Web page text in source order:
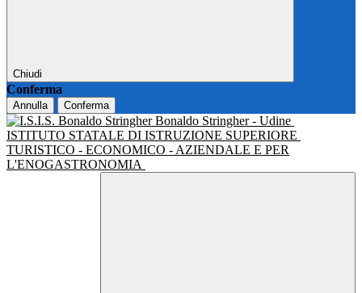
Chiudi
Conferma
Annulla Conferma
Bonaldo Stringher - Udine
ISTITUTO STATALE DI ISTRUZIONE SUPERIORE
TURISTICO - ECONOMICO - AZIENDALE E PER
L'ENOGASTRONOMIA